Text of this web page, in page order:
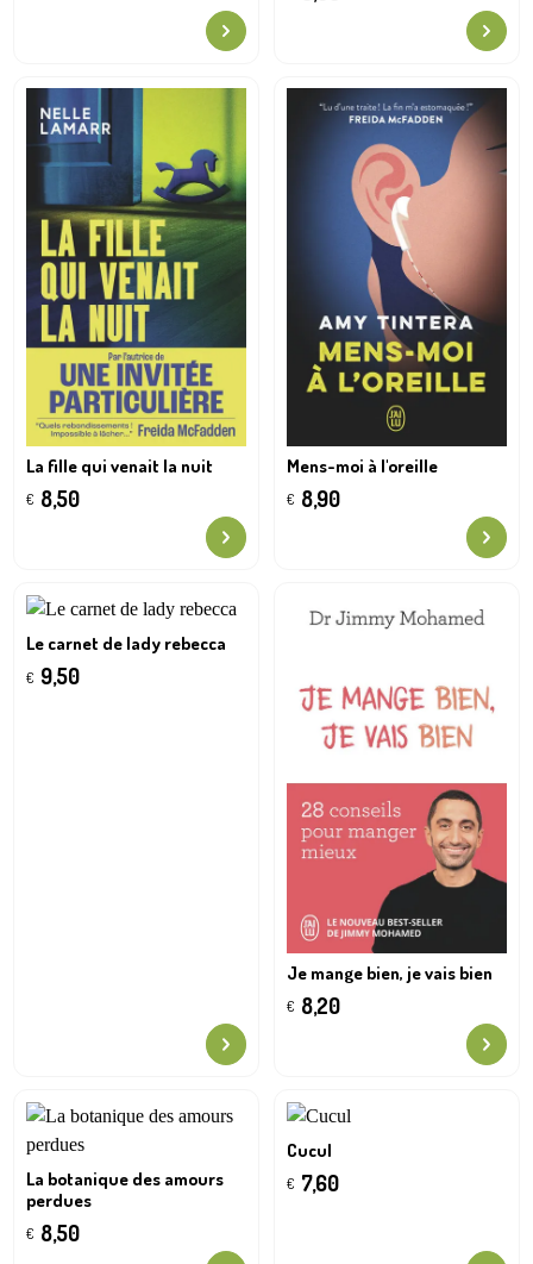
La fille qui venait la nuit
€ 8,50
Mens-moi à l'oreille
€ 8,90
Le carnet de lady rebecca
€ 9,50
Je mange bien, je vais bien
€ 8,20
La botanique des amours
perdues
€ 8,50
Cucul
€ 7,60